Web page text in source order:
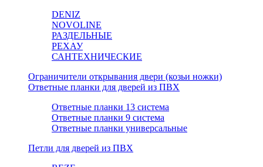
DENIZ
NOVOLINE
РАЗДЕЛЬНЫЕ
РЕХАУ
САНТЕХНИЧЕСКИЕ
Ограничители открывания двери (козьи ножки)
Ответные планки для дверей из ПВХ
Ответные планки 13 система
Ответные планки 9 система
Ответные планки универсальные
Петли для дверей из ПВХ